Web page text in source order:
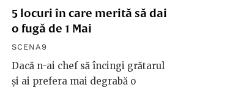
5 locuri în care merită să dai
o fugă de 1 Mai
SCENA9
Dacă n-ai chef să încingi grătarul
și ai prefera mai degrabă o